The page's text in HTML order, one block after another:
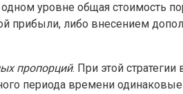
уровне общая стоимость
прибыли, либо внесением
пропорций. При этой
периода времени